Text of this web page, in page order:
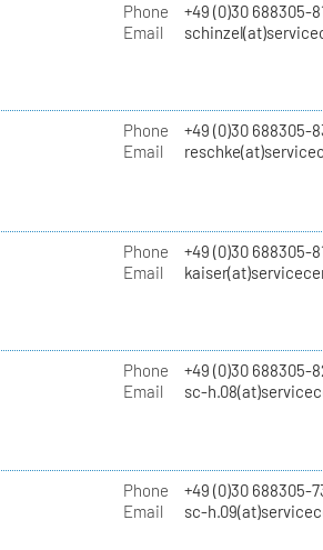
Phone
+49 (0)30 688305-
Email
Phone
+49 (0)30 688305-
Email
Phone
+49 (0)30 688305-
Email
Phone
+49 (0)30 688305-
Email
sc-
Phone
+49 (0)30 688305-
Email
sc-